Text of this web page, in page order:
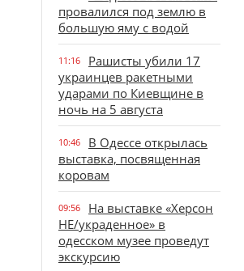
провалился под землю в
большую яму с водой
11:16
Рашисты убили 17
украинцев ракетными
ударами по Киевщине в
ночь на 5 августа
10:46
В Одессе открылась
выставка, посвященная
коровам
09:56
На выставке «Херсон
НЕ/украденное» в
одесском музее проведут
экскурсию